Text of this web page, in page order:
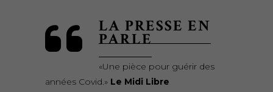
LA PRESSE EN
PARLE
«Une pièce pour guérir des
années Covid.» Le Midi Libre